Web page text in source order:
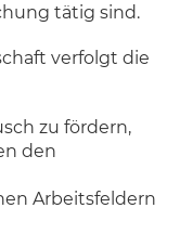
tätig sind.
verfolgt die
zu fördern,
den
Arbeitsfeldern